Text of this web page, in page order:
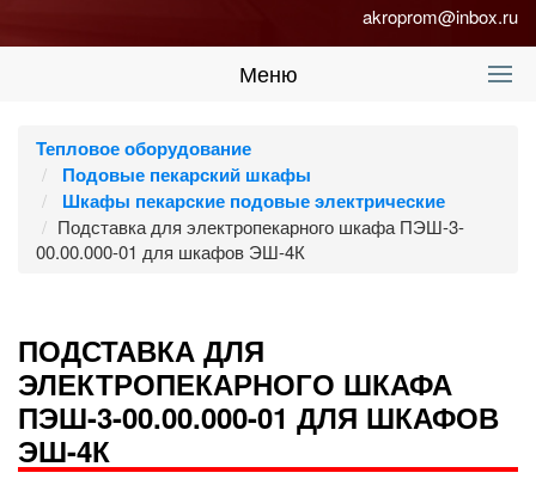
akroprom@inbox.ru
Меню
Тепловое оборудование
Подовые пекарский шкафы
Шкафы пекарские подовые электрические
Подставка для электропекарного шкафа ПЭШ-3-
00.00.000-01 для шкафов ЭШ-4К
ПОДСТАВКА ДЛЯ
ЭЛЕКТРОПЕКАРНОГО ШКАФА
ПЭШ-3-00.00.000-01 ДЛЯ ШКАФОВ
ЭШ-4К